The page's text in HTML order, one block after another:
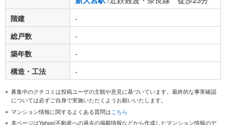
階建
-
総戸数
-
築年数
-
構造・工法
-
募集中のクチコミは投稿ユーザの主観や意見に基づいています。最終的な事実確認
については必ずご自身で実施いただくようお願いいたします。
マンション情報に関するよくある質問はこちら
本ページはYahoo!不動産への過去の掲載情報などから作成したマンション情報のデ